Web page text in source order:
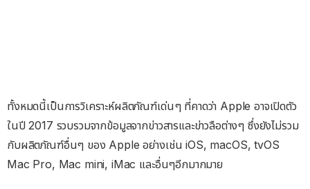
ทั้งหมดนี้เป็นการวิเคราะห์ผลิตภัณฑ์เด่นๆ ที่คาดว่า Apple อาจเปิดตัว
ในปี 2017 รวบรวมจากข้อมูลจากข่าวสารและข่าวลือต่างๆ ซึ่งยังไม่รวม
กับผลิตภัณฑ์อื่นๆ ของ Apple อย่างเช่น iOS, macOS, tvOS
Mac Pro, Mac mini, iMac และอื่นๆอีกมากมาย